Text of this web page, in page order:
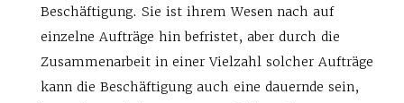
Beschäftigung. Sie ist ihrem Wesen nach auf
einzelne Aufträge hin befristet, aber durch die
Zusammenarbeit in einer Vielzahl solcher Aufträge
kann die Beschäftigung auch eine dauernde sein,